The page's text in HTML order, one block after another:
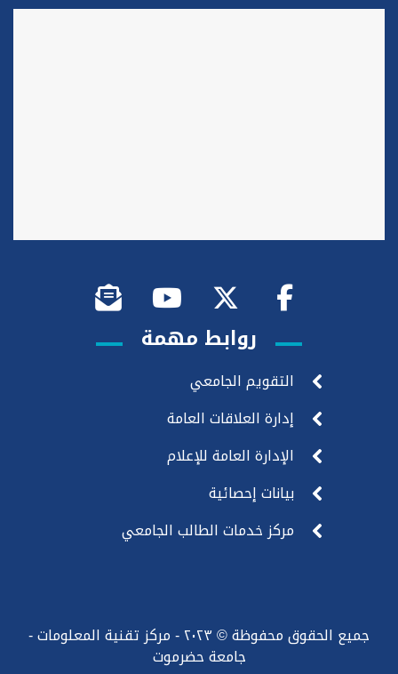
روابط مهمة
التقويم الجامعي
إدارة العلاقات العامة
الإدارة العامة للإعلام
بيانات إحصائية
مركز خدمات الطالب الجامعي
جميع الحقوق محفوظة © ٢٠٢٣ - مركز تقنية المعلومات -
جامعة حضرموت